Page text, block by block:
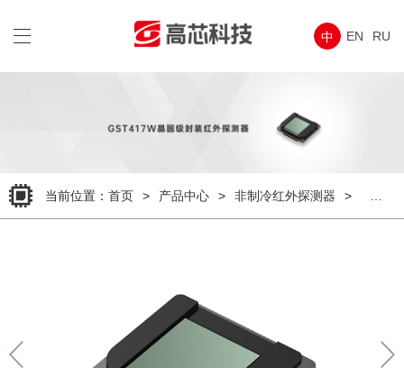
导
中 EN RU
当前位置： 首页 > 产品中心 > 非制冷红外探测器 >